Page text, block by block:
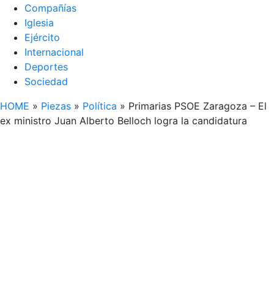
Compañías
Iglesia
Ejército
Internacional
Deportes
Sociedad
HOME » Piezas » Política » Primarias PSOE Zaragoza – El
ex ministro Juan Alberto Belloch logra la candidatura